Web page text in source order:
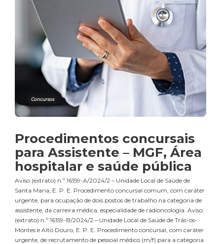
Concursos
Procedimentos concursais
para Assistente – MGF, Área
hospitalar e saúde pública
Aviso (extrato) n.º 16159-A/2024/2 – Unidade Local de Saúde de
Santa Maria, E. P. E. Procedimento concursal comum, com caráter
urgente, para ocupação de dois postos de trabalho na categoria de
assistente, da carreira médica, especialidade de radioncologia. Aviso
(extrato) n.º 16159-B/2024/2 – Unidade Local de Saúde de Trás-os-
Montes e Alto Douro, E. P. E. Procedimento concursal, com caráter
urgente, de recrutamento de pessoal médico (m/f) para a categoria